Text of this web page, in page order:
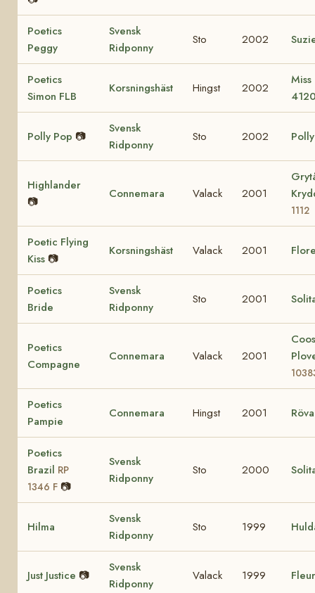
Poetics
Peggy
Svensk
Ridponny
Sto 2002
Poetics
Simon FLB
Korsningshäst Hingst 2002
Miss
Polly Pop 📷
Svensk
Ridponny
Sto 2002
Highlander
📷
Connemara Valack 2001
1112
Poetic Flying
Kiss 📷
Korsningshäst Valack 2001
Poetics
Bride
Svensk
Ridponny
Sto 2001
Poetics
Compagne
Connemara Valack 2001
Poetics
Pampie
Connemara Hingst 2001
Poetics
Brazil RP
1346 F 📷
Svensk
Ridponny
Sto 2000
Hilma
Svensk
Ridponny
Sto 1999
Just Justice 📷
Svensk
Ridponny
Valack 1999